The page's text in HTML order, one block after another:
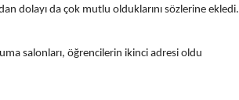
dolayı da çok mutlu olduklarını sözlerine ekledi.
salonları, öğrencilerin ikinci adresi oldu